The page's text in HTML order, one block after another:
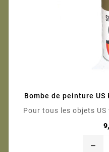
Bombe de peinture
remove